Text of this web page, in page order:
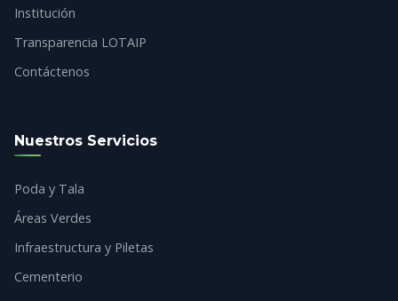
Institución
Transparencia LOTAIP
Contáctenos
Nuestros Servicios
Poda y Tala
Áreas Verdes
Infraestructura y Piletas
Cementerio